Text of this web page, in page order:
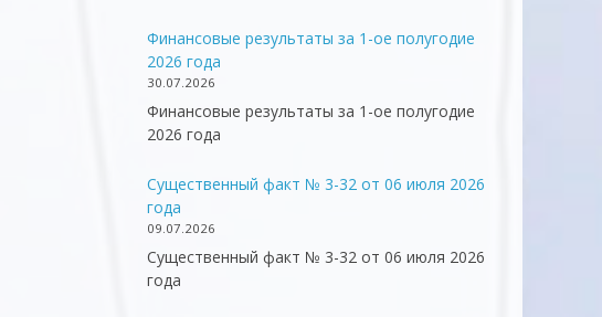
Финансовые результаты за 1-ое полугодие
2026 года
30.07.2026
Финансовые результаты за 1-ое полугодие
2026 года
Существенный факт № 3-32 от 06 июля 2026
года
09.07.2026
Существенный факт № 3-32 от 06 июля 2026
года